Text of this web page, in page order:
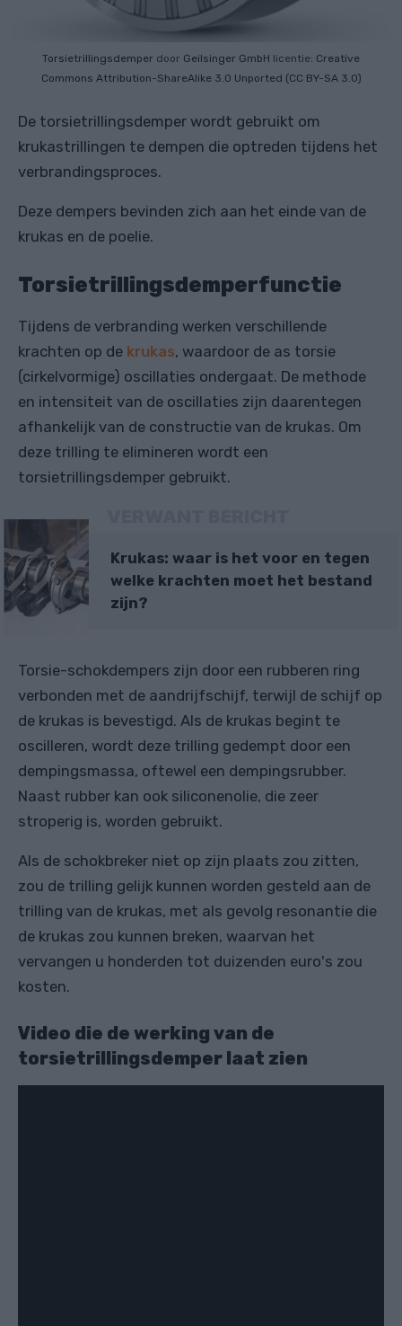
Torsietrillingsdemper door Geilsinger GmbH licentie: Creative
Commons Attribution-ShareAlike 3.0 Unported (CC BY-SA 3.0)
De torsietrillingsdemper wordt gebruikt om
krukastrillingen te dempen die optreden tijdens het
verbrandingsproces.
Deze dempers bevinden zich aan het einde van de
krukas en de poelie.
Torsietrillingsdemperfunctie
Tijdens de verbranding werken verschillende
krachten op de krukas, waardoor de as torsie
(cirkelvormige) oscillaties ondergaat. De methode
en intensiteit van de oscillaties zijn daarentegen
afhankelijk van de constructie van de krukas. Om
deze trilling te elimineren wordt een
torsietrillingsdemper gebruikt.
Krukas: waar is het voor en tegen
welke krachten moet het bestand
zijn?
Torsie-schokdempers zijn door een rubberen ring
verbonden met de aandrijfschijf, terwijl de schijf op
de krukas is bevestigd. Als de krukas begint te
oscilleren, wordt deze trilling gedempt door een
dempingsmassa, oftewel een dempingsrubber.
Naast rubber kan ook siliconenolie, die zeer
stroperig is, worden gebruikt.
Als de schokbreker niet op zijn plaats zou zitten,
zou de trilling gelijk kunnen worden gesteld aan de
trilling van de krukas, met als gevolg resonantie die
de krukas zou kunnen breken, waarvan het
vervangen u honderden tot duizenden euro's zou
kosten.
Video die de werking van de
torsietrillingsdemper laat zien